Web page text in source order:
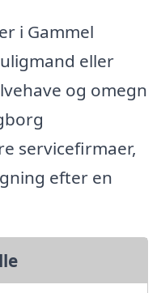
i Gammel
eller
og omegn
servicefirmaer,
efter en